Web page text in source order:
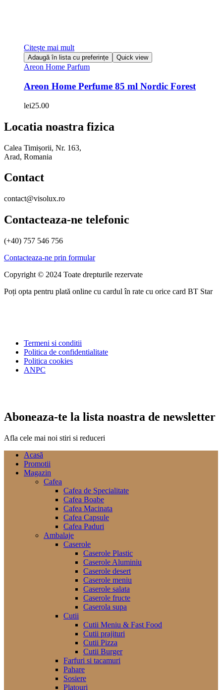
Citește mai mult
Adaugă în lista cu preferințe Quick view
Areon Home Parfum
Areon Home Perfume 85 ml Nordic Forest
lei25.00
Locatia noastra fizica
Calea Timișorii, Nr. 163,
Arad, Romania
Contact
contact@visolux.ro
Contacteaza-ne telefonic
(+40) 757 546 756
Contacteaza-ne prin formular
Copyright © 2024 Toate drepturile rezervate
Poți opta pentru plată online cu cardul în rate cu orice card BT Star
Termeni si conditii
Politica de confidentialitate
Politica cookies
ANPC
Aboneaza-te la lista noastra de newsletter
Afla cele mai noi stiri si reduceri
Acasă
Promotii
Magazin
Cafea
Cafea de Specialitate
Cafea Boabe
Cafea Macinata
Cafea Capsule
Cafea Paduri
Ambalaje
Caserole
Caserole Plastic
Caserole Aluminiu
Caserole desert
Caserole meniu
Caserole salata
Caserole fructe
Caserola supa
Cutii
Cutii Meniu & Fast Food
Cutii prajituri
Cutii Pizza
Cutii Burger
Farfuri si tacamuri
Pahare
Sosiere
Platouri